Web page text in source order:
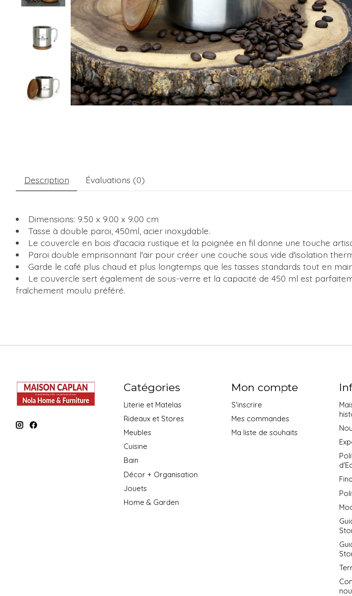
Description Évaluations (0)
Dimensions: 9.50 x 9.00 x 9.00 cm
Tasse à double paroi, 450ml, acier inoxydable.
Le couvercle en bois d'acacia rustique et la poignée en fil donne une touche
Paroi double emprisonnant l'air pour créer une couche sous vide d'isolation
Garde le café plus chaud et plus longtemps que les tasses standards tout en
Le couvercle sert également de sous-verre et la capacité de 450 ml est
fraîchement moulu préféré.
Catégories
Literie et Matelas
Rideaux et Stores
Meubles
Cuisine
Bain
Décor + Organisation
Jouets
Home & Garden
Mon compte
S'inscrire
Mes commandes
Ma liste de souhaits